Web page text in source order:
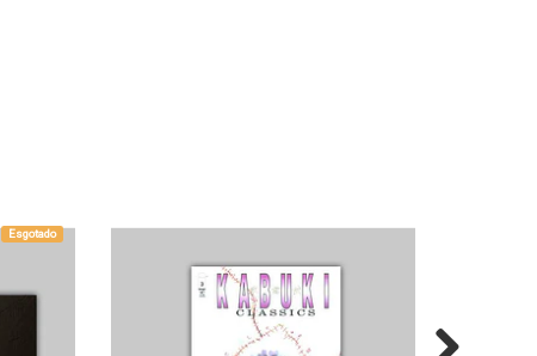
Esgotado